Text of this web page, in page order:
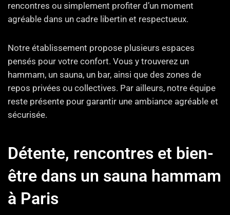
rencontres ou simplement profiter d’un moment
agréable dans un cadre libertin et respectueux.
Notre établissement propose plusieurs espaces
pensés pour votre confort. Vous y trouverez un
hammam, un sauna, un bar, ainsi que des zones de
repos privées ou collectives. Par ailleurs, notre équipe
reste présente pour garantir une ambiance agréable et
sécurisée.
Détente, rencontres et bien-
être dans un sauna hammam
à Paris